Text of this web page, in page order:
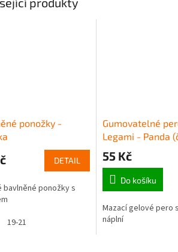
ponožky -
DETAIL
bavlněné ponožky s
19-21
Gumovatelné
Legami - Panda
55 Kč
Do košíku
Mazací gelové pero
náplní